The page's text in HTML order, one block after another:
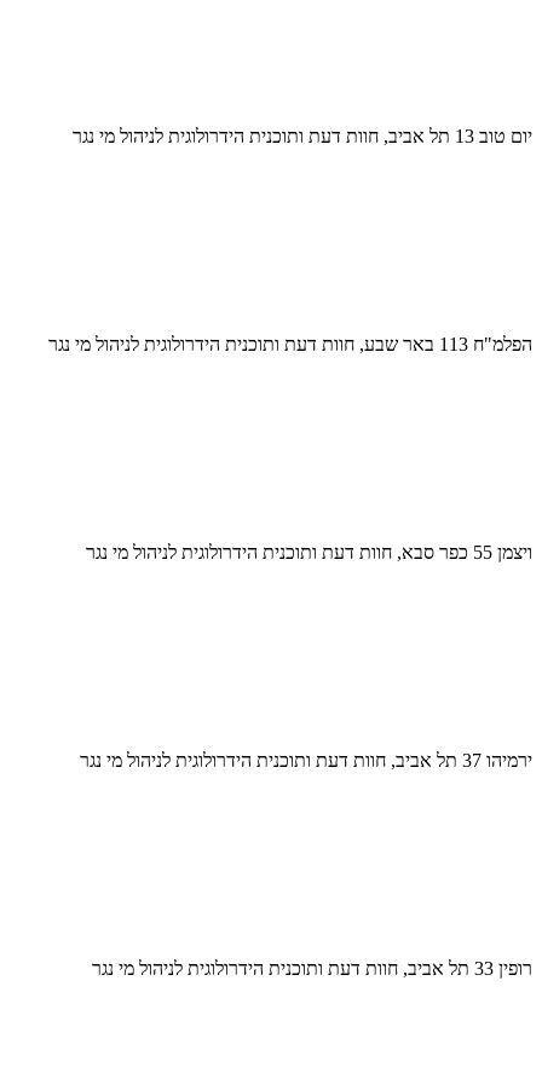
יום טוב 13 תל אביב, חוות דעת ותוכנית הידרולוגית לניהול מי נגר
הפלמ"ח 113 באר שבע, חוות דעת ותוכנית הידרולוגית לניהול מי נגר
ויצמן 55 כפר סבא, חוות דעת ותוכנית הידרולוגית לניהול מי נגר
ירמיהו 37 תל אביב, חוות דעת ותוכנית הידרולוגית לניהול מי נגר
רופין 33 תל אביב, חוות דעת ותוכנית הידרולוגית לניהול מי נגר